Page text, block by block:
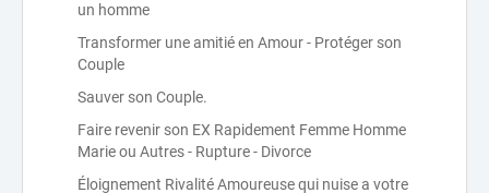
un homme
Transformer une amitié en Amour - Protéger son
Couple
Sauver son Couple.
Faire revenir son EX Rapidement Femme Homme
Marie ou Autres - Rupture - Divorce
Éloignement Rivalité Amoureuse qui nuise a votre